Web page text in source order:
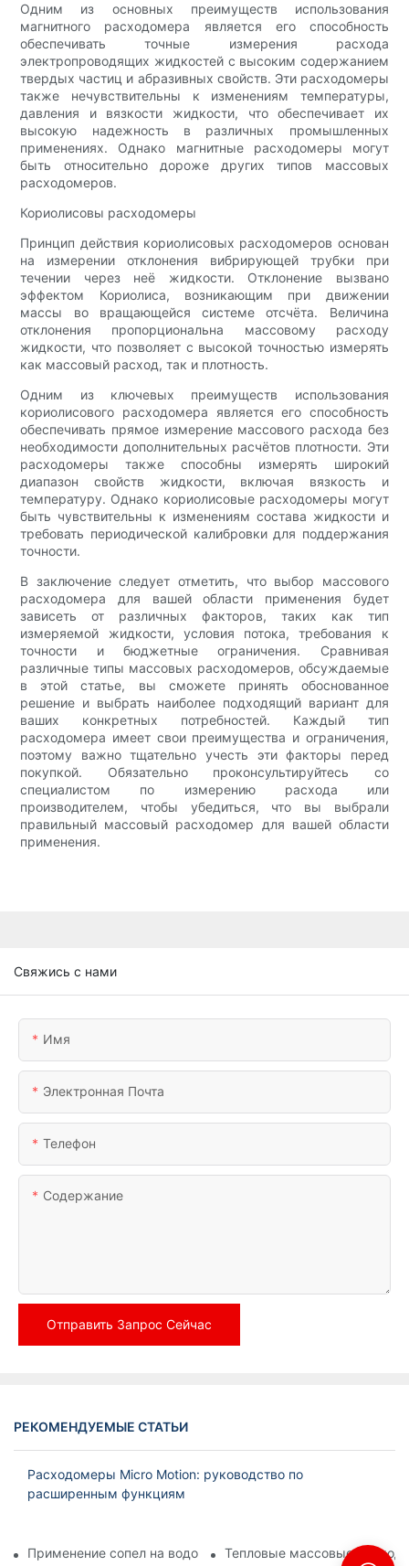
Одним из основных преимуществ использования
магнитного расходомера является его способность
обеспечивать точные измерения расхода
электропроводящих жидкостей с высоким содержанием
твердых частиц и абразивных свойств. Эти расходомеры
также нечувствительны к изменениям температуры,
давления и вязкости жидкости, что обеспечивает их
высокую надежность в различных промышленных
применениях. Однако магнитные расходомеры могут
быть относительно дороже других типов массовых
расходомеров.
Кориолисовы расходомеры
Принцип действия кориолисовых расходомеров основан
на измерении отклонения вибрирующей трубки при
течении через неё жидкости. Отклонение вызвано
эффектом Кориолиса, возникающим при движении
массы во вращающейся системе отсчёта. Величина
отклонения пропорциональна массовому расходу
жидкости, что позволяет с высокой точностью измерять
как массовый расход, так и плотность.
Одним из ключевых преимуществ использования
кориолисового расходомера является его способность
обеспечивать прямое измерение массового расхода без
необходимости дополнительных расчётов плотности. Эти
расходомеры также способны измерять широкий
диапазон свойств жидкости, включая вязкость и
температуру. Однако кориолисовые расходомеры могут
быть чувствительны к изменениям состава жидкости и
требовать периодической калибровки для поддержания
точности.
В заключение следует отметить, что выбор массового
расходомера для вашей области применения будет
зависеть от различных факторов, таких как тип
измеряемой жидкости, условия потока, требования к
точности и бюджетные ограничения. Сравнивая
различные типы массовых расходомеров, обсуждаемые
в этой статье, вы сможете принять обоснованное
решение и выбрать наиболее подходящий вариант для
ваших конкретных потребностей. Каждый тип
расходомера имеет свои преимущества и ограничения,
поэтому важно тщательно учесть эти факторы перед
покупкой. Обязательно проконсультируйтесь со
специалистом по измерению расхода или
производителем, чтобы убедиться, что вы выбрали
правильный массовый расходомер для вашей области
применения.
Свяжись с нами
Имя
Электронная Почта
Телефон
Содержание
Отправить Запрос Сейчас
РЕКОМЕНДУЕМЫЕ СТАТЬИ
Расходомеры Micro Motion: руководство по
расширенным функциям
Применение сопел на водоочистных сооружениях
Тепловые массовые